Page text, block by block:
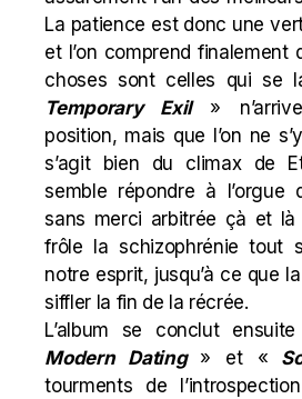
La patience est donc une
et l’on comprend finalement
choses sont celles qui se
Temporary Exil »
position, mais que l’on ne
s’agit bien du climax de
semble répondre à l’orgue
sans merci arbitrée çà et là
frôle la schizophrénie tout
notre esprit, jusqu’à ce que
siffler la fin de la récrée.
L’album se conclut
Modern Dating » et «
tourments de